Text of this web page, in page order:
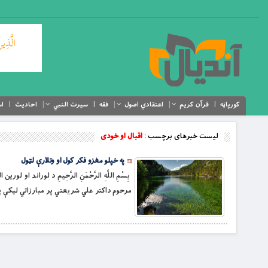
کورپاڼه قرآن کریم اعتقادي اصول فقه سیرت النبي احادیث
لیست خبرهای برچسب :اقبال او خودی
په خپلو مغزو فکر کول او وتلارې لټول
بِسْمِ اللَّهِ الرَّحْمَنِ الرَّحِيمِ د لوراند او
مرحوم داکتر علي شریعتي پر مبارزاتي